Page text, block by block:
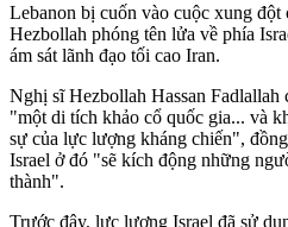
Lebanon bị cuốn vào cuộc xung
Hezbollah phóng tên lửa về phía
ám sát lãnh đạo tối cao Iran.
Nghị sĩ Hezbollah Hassan Fadlallah
"một di tích khảo cổ quốc gia... và
sự của lực lượng kháng chiến",
Israel ở đó "sẽ kích động những
thành".
Trước đây, lực lượng Israel đã sử